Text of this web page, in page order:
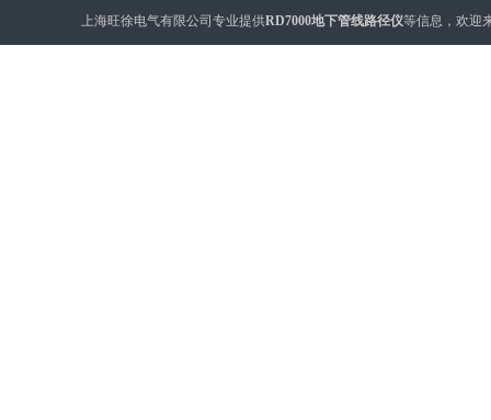
上海旺徐电气有限公司专业提供RD7000地下管线路径仪等信息，欢迎